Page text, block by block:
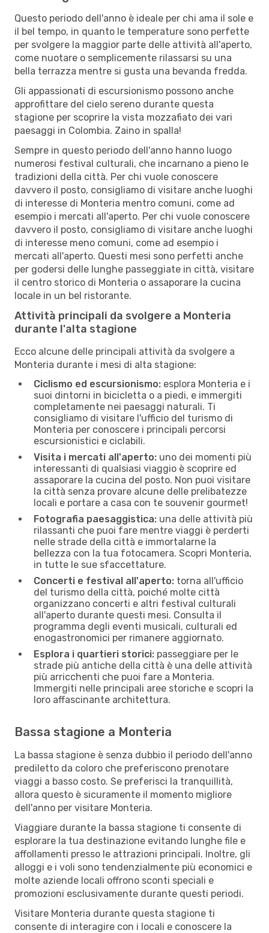
Questo periodo dell'anno è ideale per chi ama il sole e
il bel tempo, in quanto le temperature sono perfette
per svolgere la maggior parte delle attività all'aperto,
come nuotare o semplicemente rilassarsi su una
bella terrazza mentre si gusta una bevanda fredda.
Gli appassionati di escursionismo possono anche
approfittare del cielo sereno durante questa
stagione per scoprire la vista mozzafiato dei vari
paesaggi in Colombia. Zaino in spalla!
Sempre in questo periodo dell'anno hanno luogo
numerosi festival culturali, che incarnano a pieno le
tradizioni della città. Per chi vuole conoscere
davvero il posto, consigliamo di visitare anche luoghi
di interesse di Monteria mentro comuni, come ad
esempio i mercati all'aperto. Per chi vuole conoscere
davvero il posto, consigliamo di visitare anche luoghi
di interesse meno comuni, come ad esempio i
mercati all'aperto. Questi mesi sono perfetti anche
per godersi delle lunghe passeggiate in città, visitare
il centro storico di Monteria o assaporare la cucina
locale in un bel ristorante.
Attività principali da svolgere a Monteria
durante l'alta stagione
Ecco alcune delle principali attività da svolgere a
Monteria durante i mesi di alta stagione:
Ciclismo ed escursionismo: esplora Monteria e i
suoi dintorni in bicicletta o a piedi, e immergiti
completamente nei paesaggi naturali. Ti
consigliamo di visitare l'ufficio del turismo di
Monteria per conoscere i principali percorsi
escursionistici e ciclabili.
Visita i mercati all'aperto: uno dei momenti più
interessanti di qualsiasi viaggio è scoprire ed
assaporare la cucina del posto. Non puoi visitare
la città senza provare alcune delle prelibatezze
locali e portare a casa con te souvenir gourmet!
Fotografia paesaggistica: una delle attività più
rilassanti che puoi fare mentre viaggi è perderti
nelle strade della città e immortalarne la
bellezza con la tua fotocamera. Scopri Monteria,
in tutte le sue sfaccettature.
Concerti e festival all'aperto: torna all'ufficio
del turismo della città, poiché molte città
organizzano concerti e altri festival culturali
all'aperto durante questi mesi. Consulta il
programma degli eventi musicali, culturali ed
enogastronomici per rimanere aggiornato.
Esplora i quartieri storici: passeggiare per le
strade più antiche della città è una delle attività
più arricchenti che puoi fare a Monteria.
Immergiti nelle principali aree storiche e scopri la
loro affascinante architettura.
Bassa stagione a Monteria
La bassa stagione è senza dubbio il periodo dell'anno
prediletto da coloro che preferiscono prenotare
viaggi a basso costo. Se preferisci la tranquillità,
allora questo è sicuramente il momento migliore
dell'anno per visitare Monteria.
Viaggiare durante la bassa stagione ti consente di
esplorare la tua destinazione evitando lunghe file e
affollamenti presso le attrazioni principali. Inoltre, gli
alloggi e i voli sono tendenzialmente più economici e
molte aziende locali offrono sconti speciali e
promozioni esclusivamente durante questi periodi.
Visitare Monteria durante questa stagione ti
consente di interagire con i locali e conoscere la